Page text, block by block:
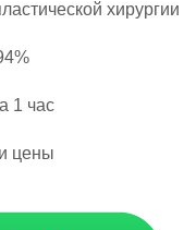
хирургии
1 час
цены